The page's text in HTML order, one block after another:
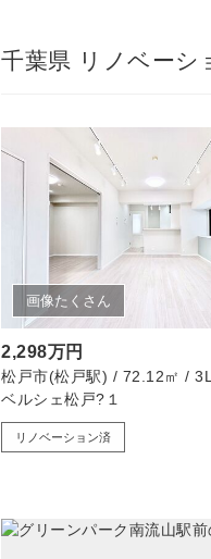
千葉県 リノベーシ
画像たくさん
2,298万円
松戸市(松戸駅) / 72.12㎡ /
ベルシェ松戸?１
リノベーション済